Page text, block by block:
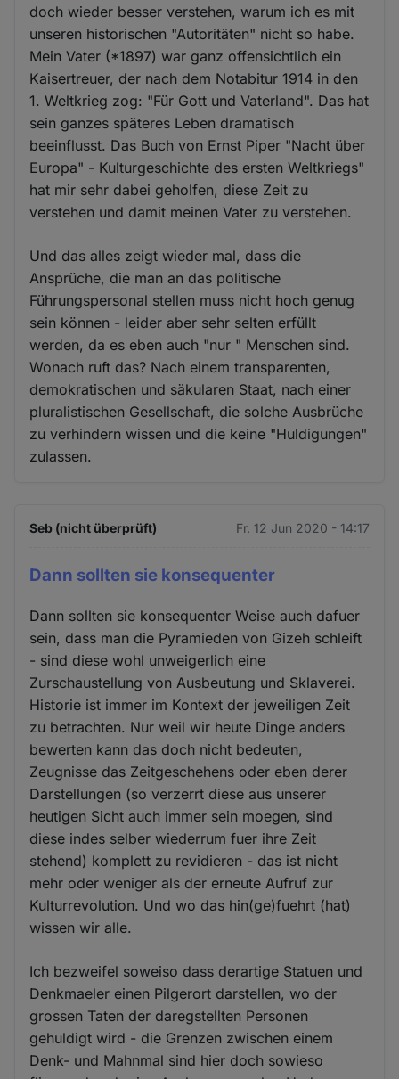
doch wieder besser verstehen, warum ich es mit
unseren historischen "Autoritäten" nicht so habe.
Mein Vater (*1897) war ganz offensichtlich ein
Kaisertreuer, der nach dem Notabitur 1914 in den
1. Weltkrieg zog: "Für Gott und Vaterland". Das hat
sein ganzes späteres Leben dramatisch
beeinflusst. Das Buch von Ernst Piper "Nacht über
Europa" - Kulturgeschichte des ersten Weltkriegs"
hat mir sehr dabei geholfen, diese Zeit zu
verstehen und damit meinen Vater zu verstehen.
Und das alles zeigt wieder mal, dass die
Ansprüche, die man an das politische
Führungspersonal stellen muss nicht hoch genug
sein können - leider aber sehr selten erfüllt
werden, da es eben auch "nur " Menschen sind.
Wonach ruft das? Nach einem transparenten,
demokratischen und säkularen Staat, nach einer
pluralistischen Gesellschaft, die solche Ausbrüche
zu verhindern wissen und die keine "Huldigungen"
zulassen.
Seb (nicht überprüft) Fr. 12 Jun 2020 - 14:17
Dann sollten sie konsequenter
Dann sollten sie konsequenter Weise auch dafuer
sein, dass man die Pyramieden von Gizeh schleift
- sind diese wohl unweigerlich eine
Zurschaustellung von Ausbeutung und Sklaverei.
Historie ist immer im Kontext der jeweiligen Zeit
zu betrachten. Nur weil wir heute Dinge anders
bewerten kann das doch nicht bedeuten,
Zeugnisse das Zeitgeschehens oder eben derer
Darstellungen (so verzerrt diese aus unserer
heutigen Sicht auch immer sein moegen, sind
diese indes selber wiederrum fuer ihre Zeit
stehend) komplett zu revidieren - das ist nicht
mehr oder weniger als der erneute Aufruf zur
Kulturrevolution. Und wo das hin(ge)fuehrt (hat)
wissen wir alle.
Ich bezweifel soweiso dass derartige Statuen und
Denkmaeler einen Pilgerort darstellen, wo der
grossen Taten der daregstellten Personen
gehuldigt wird - die Grenzen zwischen einem
Denk- und Mahnmal sind hier doch sowieso